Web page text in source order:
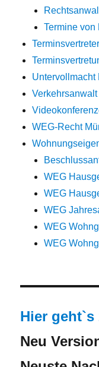
Termine von
Untervollmacht
WEG-Recht
WEG
WEG
WEG
WEG
WEG
Hier
Neu